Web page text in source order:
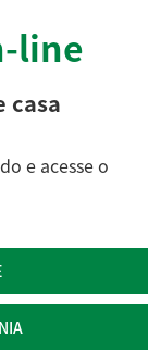
PRÉ-FRITA
CONG
line
casa
e acesse o